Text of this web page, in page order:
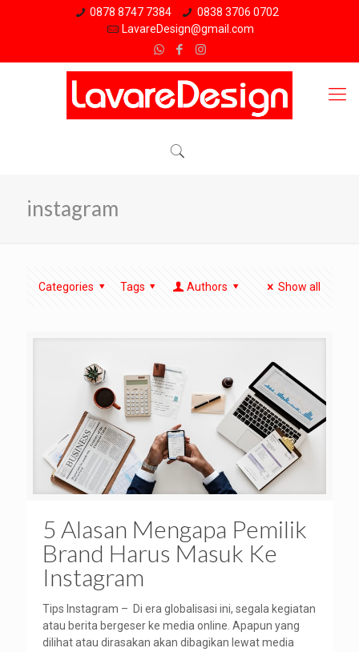
0878 8747 7384
0838 3706 0702
LavareDesign@gmail.com
instagram
Categories Tags Authors Show all
5 Alasan Mengapa Pemilik
Brand Harus Masuk Ke
Instagram
Tips Instagram – Di era globalisasi ini, segala kegiatan
atau berita bergeser ke media online. Apapun yang
dilihat atau dirasakan akan dibagikan lewat media